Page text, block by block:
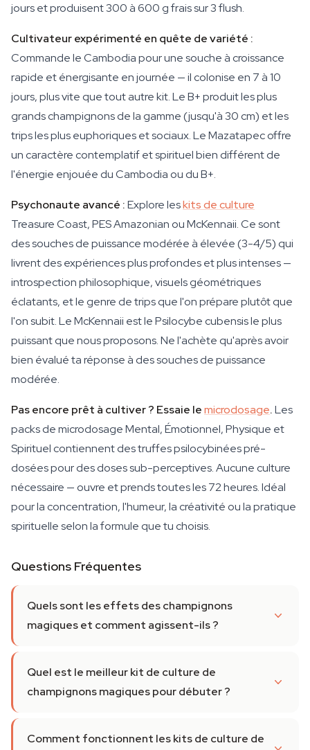
jours et produisent 300 à 600 g frais sur 3 flush.
Cultivateur expérimenté en quête de variété :
Commande le Cambodia pour une souche à croissance
rapide et énergisante en journée — il colonise en 7 à 10
jours, plus vite que tout autre kit. Le B+ produit les plus
grands champignons de la gamme (jusqu'à 30 cm) et les
trips les plus euphoriques et sociaux. Le Mazatapec offre
un caractère contemplatif et spirituel bien différent de
l'énergie enjouée du Cambodia ou du B+.
Psychonaute avancé :Explore leskits de culture
Treasure Coast, PES Amazonian ou McKennaii. Ce sont
des souches de puissance modérée à élevée (3-4/5) qui
livrent des expériences plus profondes et plus intenses —
introspection philosophique, visuels géométriques
éclatants, et le genre de trips que l'on prépare plutôt que
l'on subit. Le McKennaii est le Psilocybe cubensis le plus
puissant que nous proposons. Ne l'achète qu'après avoir
bien évalué ta réponse à des souches de puissance
modérée.
Pas encore prêt à cultiver ? Essaie lemicrodosage.Les
packs de microdosage Mental, Émotionnel, Physique et
Spirituel contiennent des truffes psilocybinées pré-
dosées pour des doses sub-perceptives. Aucune culture
nécessaire — ouvre et prends toutes les 72 heures. Idéal
pour la concentration, l'humeur, la créativité ou la pratique
spirituelle selon la formule que tu choisis.
Questions Fréquentes
Quels sont les effets des champignons
magiques et comment agissent-ils ?
Quel est le meilleur kit de culture de
champignons magiques pour débuter ?
Comment fonctionnent les kits de culture de